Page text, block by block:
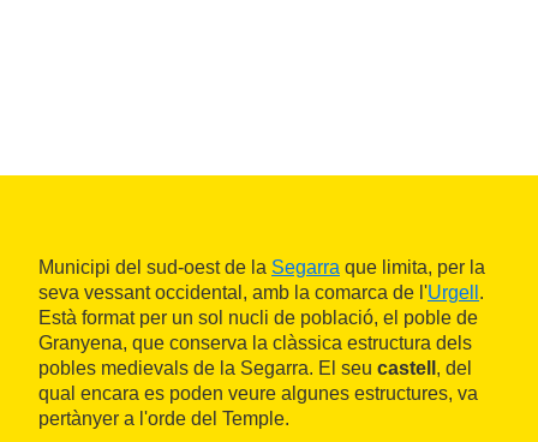
Municipi del sud-oest de la Segarra que limita, per la
seva vessant occidental, amb la comarca de l'Urgell .
Està format per un sol nucli de població, el poble de
Granyena, que conserva la clàssica estructura dels
pobles medievals de la Segarra. El seu castell , del
qual encara es poden veure algunes estructures, va
pertànyer a l'orde del Temple.